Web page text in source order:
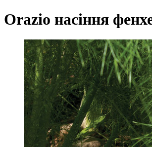
Orazio насіння